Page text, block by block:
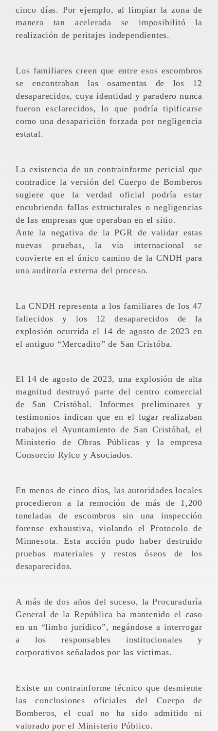
cinco días. Por ejemplo, al limpiar la zona de
manera tan acelerada se imposibilitó la
realización de peritajes independientes.
Los familiares creen que entre esos escombros
se encontraban las osamentas de los 12
desaparecidos, cuya identidad y paradero nunca
fueron esclarecidos, lo que podría tipificarse
como una desaparición forzada por negligencia
estatal.
La existencia de un contrainforme pericial que
contradice la versión del Cuerpo de Bomberos
sugiere que la verdad oficial podría estar
encubriendo fallas estructurales o negligencias
de las empresas que operaban en el sitio.
Ante la negativa de la PGR de validar estas
nuevas pruebas, la vía internacional se
convierte en el único camino de la CNDH para
una auditoría externa del proceso.
La CNDH representa a los familiares de los 47
fallecidos y los 12 desaparecidos de la
explosión ocurrida el 14 de agosto de 2023 en
el antiguo “Mercadito” de San Cristóba.
El 14 de agosto de 2023, una explosión de alta
magnitud destruyó parte del centro comercial
de San Cristóbal. Informes preliminares y
testimonios indican que en el lugar realizaban
trabajos el Ayuntamiento de San Cristóbal, el
Ministerio de Obras Públicas y la empresa
Consorcio Rylco y Asociados.
En menos de cinco días, las autoridades locales
procedieron a la remoción de más de 1,200
toneladas de escombros sin una inspección
forense exhaustiva, violando el Protocolo de
Minnesota. Esta acción pudo haber destruido
pruebas materiales y restos óseos de los
desaparecidos.
A más de dos años del suceso, la Procuraduría
General de la República ha mantenido el caso
en un “limbo jurídico”, negándose a interrogar
a los responsables institucionales y
corporativos señalados por las víctimas.
Existe un contrainforme técnico que desmiente
las conclusiones oficiales del Cuerpo de
Bomberos, el cual no ha sido admitido ni
valorado por el Ministerio Público.